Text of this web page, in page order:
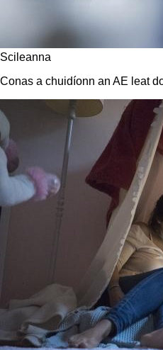
Scileanna
Conas a chuidíonn an AE leat